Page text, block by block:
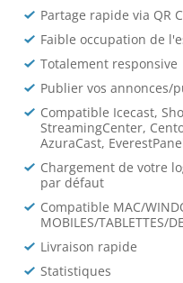
Partage rapide via QR
Faible occupation de
Totalement responsive
Publier vos annonces/
Compatible Icecast,
StreamingCenter,
AzuraCast,
Chargement de votre
par défaut
Compatible MAC/
MOBILES/TABLETTES/
Livraison rapide
Statistiques